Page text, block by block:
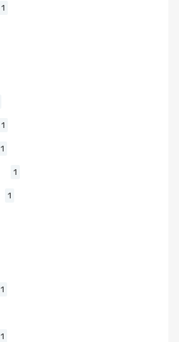
1
1
1
1
1
1
1